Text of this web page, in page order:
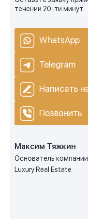
течении 20-ти минут
WhatsApp
Telegram
Написать
Позвонить
Максим Тяжкин
Основатель
Luxury Real Estate